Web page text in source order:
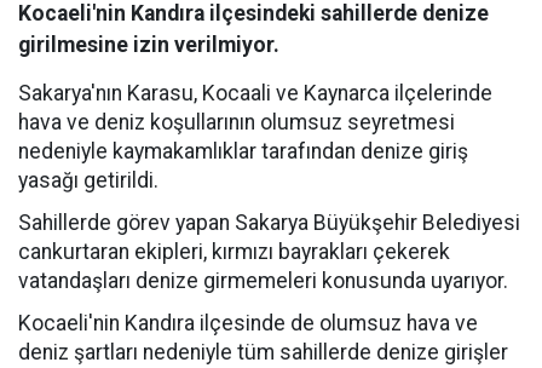
Kocaeli'nin Kandıra ilçesindeki sahillerde denize
girilmesine izin verilmiyor.
Sakarya'nın Karasu, Kocaali ve Kaynarca ilçelerinde
hava ve deniz koşullarının olumsuz seyretmesi
nedeniyle kaymakamlıklar tarafından denize giriş
yasağı getirildi.
Sahillerde görev yapan Sakarya Büyükşehir Belediyesi
cankurtaran ekipleri, kırmızı bayrakları çekerek
vatandaşları denize girmemeleri konusunda uyarıyor.
Kocaeli'nin Kandıra ilçesinde de olumsuz hava ve
deniz şartları nedeniyle tüm sahillerde denize girişler